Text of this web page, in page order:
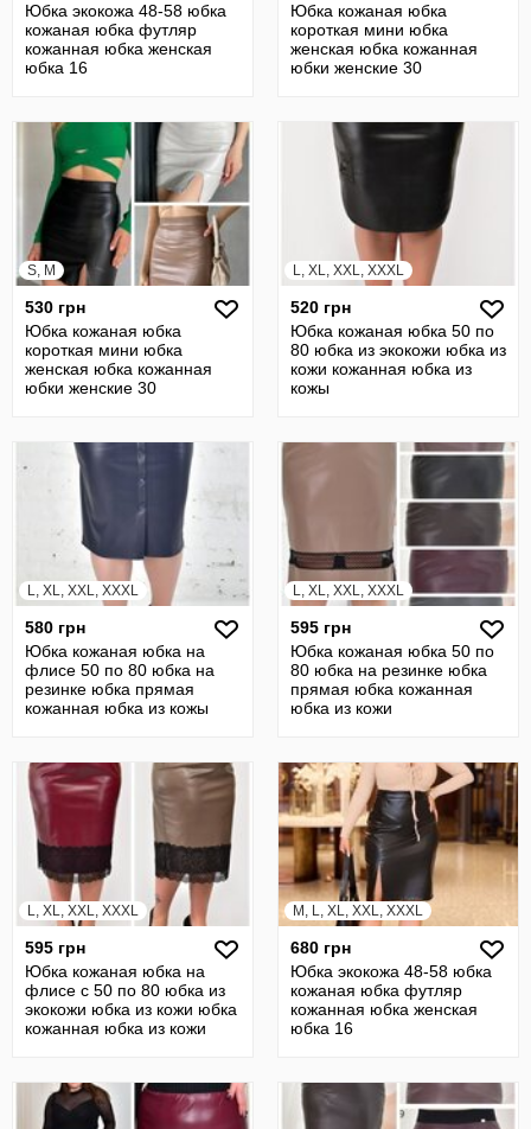
Юбка экокожа 48-58 юбка
кожаная юбка футляр
кожанная юбка женская
юбка 16
Юбка кожаная юбка
короткая мини юбка
женская юбка кожанная
юбки женские 30
S, M
530 грн
Юбка кожаная юбка
короткая мини юбка
женская юбка кожанная
юбки женские 30
L, XL, XXL, XXXL
520 грн
Юбка кожаная юбка 50 по
80 юбка из экокожи юбка из
кожи кожанная юбка из
кожы
L, XL, XXL, XXXL
580 грн
Юбка кожаная юбка на
флисе 50 по 80 юбка на
резинке юбка прямая
кожанная юбка из кожы
L, XL, XXL, XXXL
595 грн
Юбка кожаная юбка 50 по
80 юбка на резинке юбка
прямая юбка кожанная
юбка из кожи
L, XL, XXL, XXXL
595 грн
Юбка кожаная юбка на
флисе с 50 по 80 юбка из
экокожи юбка из кожи юбка
кожанная юбка из кожи
M, L, XL, XXL, XXXL
680 грн
Юбка экокожа 48-58 юбка
кожаная юбка футляр
кожанная юбка женская
юбка 16